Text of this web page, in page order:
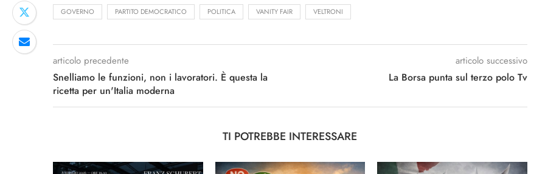
GOVERNO PARTITO DEMOCRATICO POLITICA VANITY FAIR VELTRONI
articolo precedente
Snelliamo le funzioni, non i lavoratori. È questa la
ricetta per un'Italia moderna
articolo successivo
La Borsa punta sul terzo polo Tv
TI POTREBBE INTERESSARE